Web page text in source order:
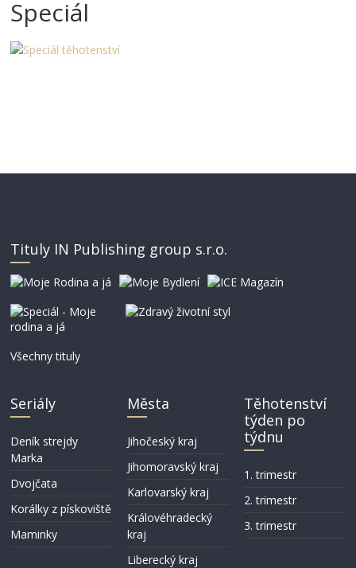
Speciál
Tituly IN Publishing group s.r.o.
Všechny tituly
Seriály
Deník strejdy
Marka
Dvojčata
Korálky z pískoviště
Maminky
Města
Jihočeský kraj
Jihomoravský kraj
Karlovarský kraj
Královéhradecký
kraj
Liberecký kraj
Těhotenství
týden po
týdnu
1. trimestr
2. trimestr
3. trimestr